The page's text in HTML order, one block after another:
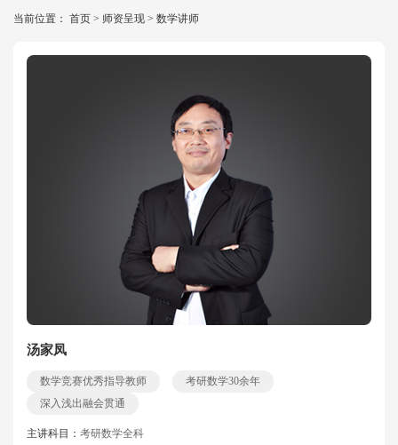
当前位置： 首页 > 师资呈现 > 数学讲师
汤家凤
数学竞赛优秀指导教师
考研数学30余年
深入浅出融会贯通
主讲科目： 考研数学全科